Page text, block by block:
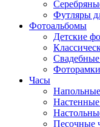
Футляры
Фотоальбомы
Детские
Фоторамки
Часы
Песочные